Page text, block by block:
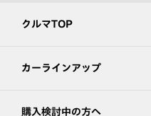
クルマTOP
カーラインアップ
購入検討中の方へ